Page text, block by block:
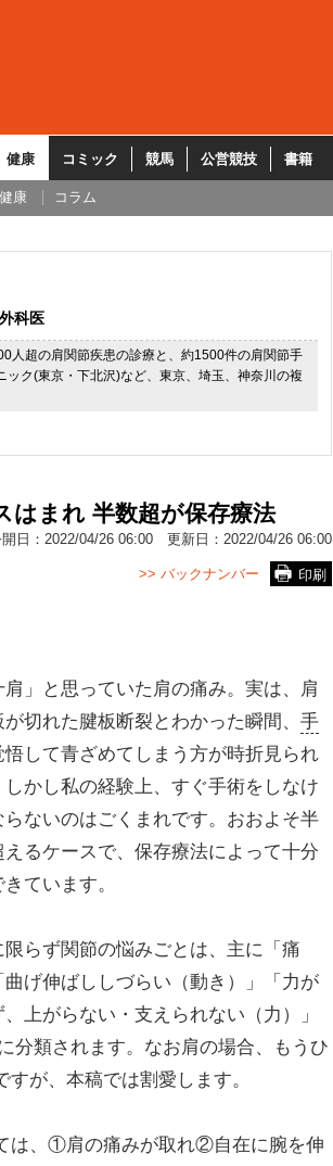
健康 コミック 競馬 公営競技 書籍
健康 コラム
科医
人超の肩関節疾患の診療と、約1500件の肩関節手
ック(東京・下北沢)など、東京、埼玉、神奈川の複
はまれ 半数超が保存療法
日： 2022/04/26 06:00 更新日： 2022/04/26 06:00
印刷
>> バックナンバー
肩」と思っていた肩の痛み。実は、肩
切れた腱板断裂とわかった瞬間、 手
悟して青ざめてしまう方が時折見られ
しかし私の経験上、すぐ手術をしなけ
らないのはごくまれです。おおよそ半
えるケースで、保存療法によって十分
ています。
らず関節の悩みごとは、主に「痛
曲げ伸ばししづらい（動き）」「力が
、上がらない・支えられない（力）」
分類されます。なお肩の場合、もうひ
が、本稿では割愛します。
は、①肩の痛みが取れ②自在に腕を伸